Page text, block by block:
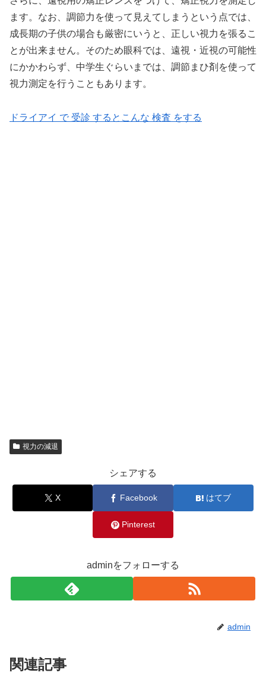
ます。なお、調節力を使って見えてしまうという点では、
成長期の子供の場合も厳密にいうと、正しい視力を張るこ
とが出来ません。そのため眼科では、遠視・近視の可能性
にかかわらず、中学生ぐらいまでは、調節まひ剤を使って
視力測定を行うこともあります。
ドライアイ で 受診 するとこんな 検査 をする
視力の減退
シェアする
X Facebook はてブ
Pinterest
adminをフォローする
admin
関連記事